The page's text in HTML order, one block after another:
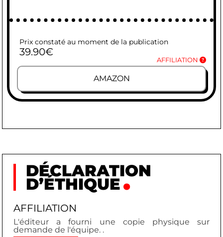
Prix constaté au moment de la publication
39.90€
AFFILIATION
AMAZON
DÉCLARATION
D’ÉTHIQUE
AFFILIATION
L'éditeur a fourni une copie physique sur
demande de l'équipe. .